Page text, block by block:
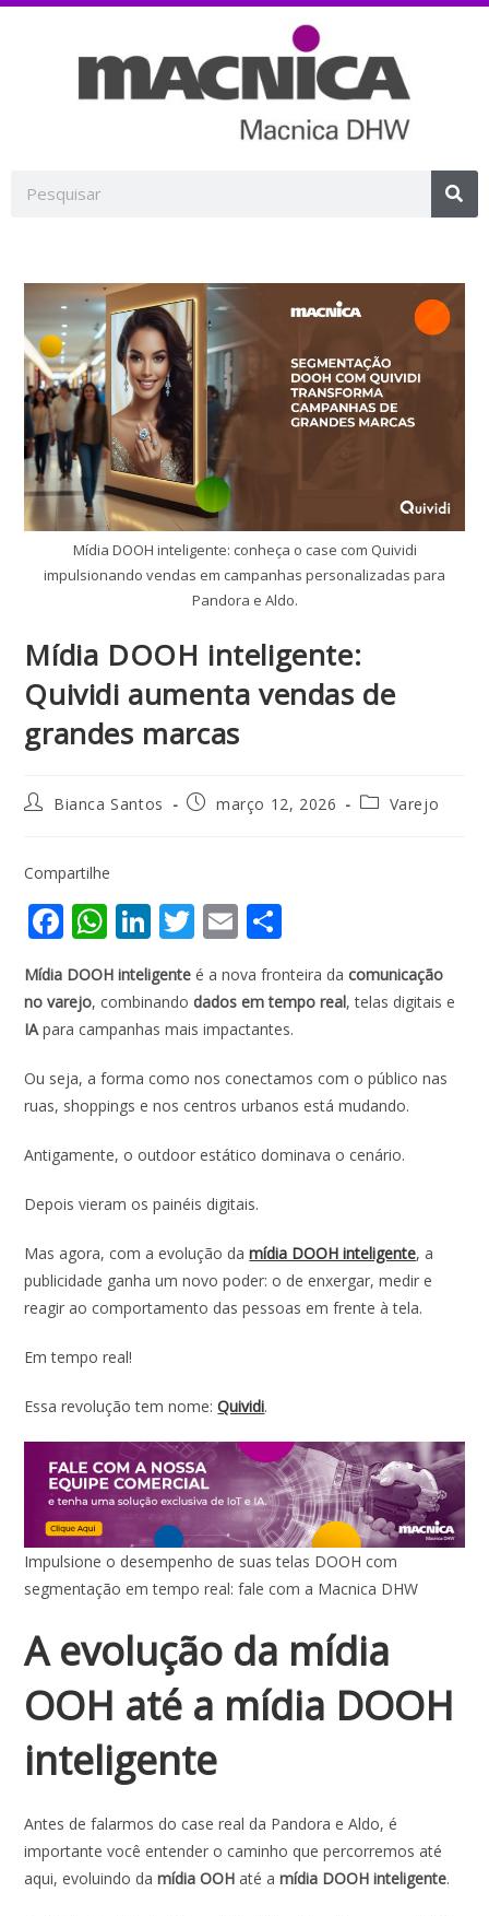
Mídia DOOH inteligente: conheça o case com Quividi
impulsionando vendas em campanhas personalizadas para
Pandora e Aldo.
Mídia DOOH inteligente:
Quividi aumenta vendas de
grandes marcas
Bianca Santos março 12, 2026 Varejo
Compartilhe
F
ac
e
b
o
o
W
h
at
s
p
p
Li
k
e
n
T
w
itt
er
E
m
ai
l
ar
e
Mídia DOOH inteligente é a nova fronteira dacomunicação
no varejo, combinandodados em tempo real, telas digitais e
IApara campanhas mais impactantes.
Ou seja, a forma como nos conectamos com o público nas
ruas, shoppings e nos centros urbanos está mudando.
Antigamente, o outdoor estático dominava o cenário.
Depois vieram os painéis digitais.
Mas agora, com a evolução damídia DOOH inteligente, a
publicidade ganha um novo poder: o de enxergar, medir e
reagir ao comportamento das pessoas em frente à tela.
Em tempo real!
Essa revolução tem nome:Quividi.
Impulsione o desempenho de suas telas DOOH com
segmentação em tempo real: fale com a Macnica DHW
A evolução da mídia
OOH até a mídia DOOH
inteligente
Antes de falarmos do case real da Pandora e Aldo, é
importante você entender o caminho que percorremos até
aqui, evoluindo damídia OOH até amídia DOOH inteligente.